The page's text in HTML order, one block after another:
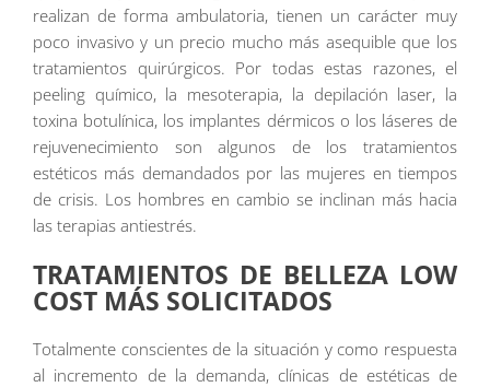
realizan de forma ambulatoria, tienen un carácter muy
poco invasivo y un precio mucho más asequible que los
tratamientos quirúrgicos. Por todas estas razones, el
peeling químico, la mesoterapia, la depilación laser, la
toxina botulínica, los implantes dérmicos o los láseres de
rejuvenecimiento son algunos de los tratamientos
estéticos más demandados por las mujeres en tiempos
de crisis. Los hombres en cambio se inclinan más hacia
las terapias antiestrés.
TRATAMIENTOS DE BELLEZA LOW
COST MÁS SOLICITADOS
Totalmente conscientes de la situación y como respuesta
al incremento de la demanda, clínicas de estéticas de